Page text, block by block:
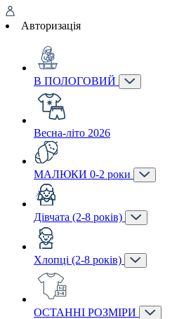
Авторизація
В ПОЛОГОВИЙ
Весна-літо 2026
МАЛЮКИ 0-2 роки
Дівчата (2-8 років)
Хлопці (2-8 років)
ОСТАННІ РОЗМІРИ